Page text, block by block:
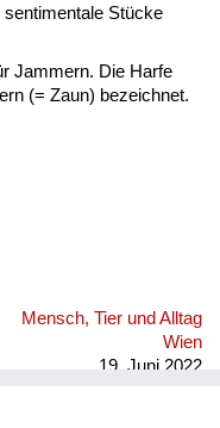
Stücke
Jammern. Die Harfe
(= Zaun) bezeichnet.
Mensch, Tier und Alltag
Wien
19. Juni 2022